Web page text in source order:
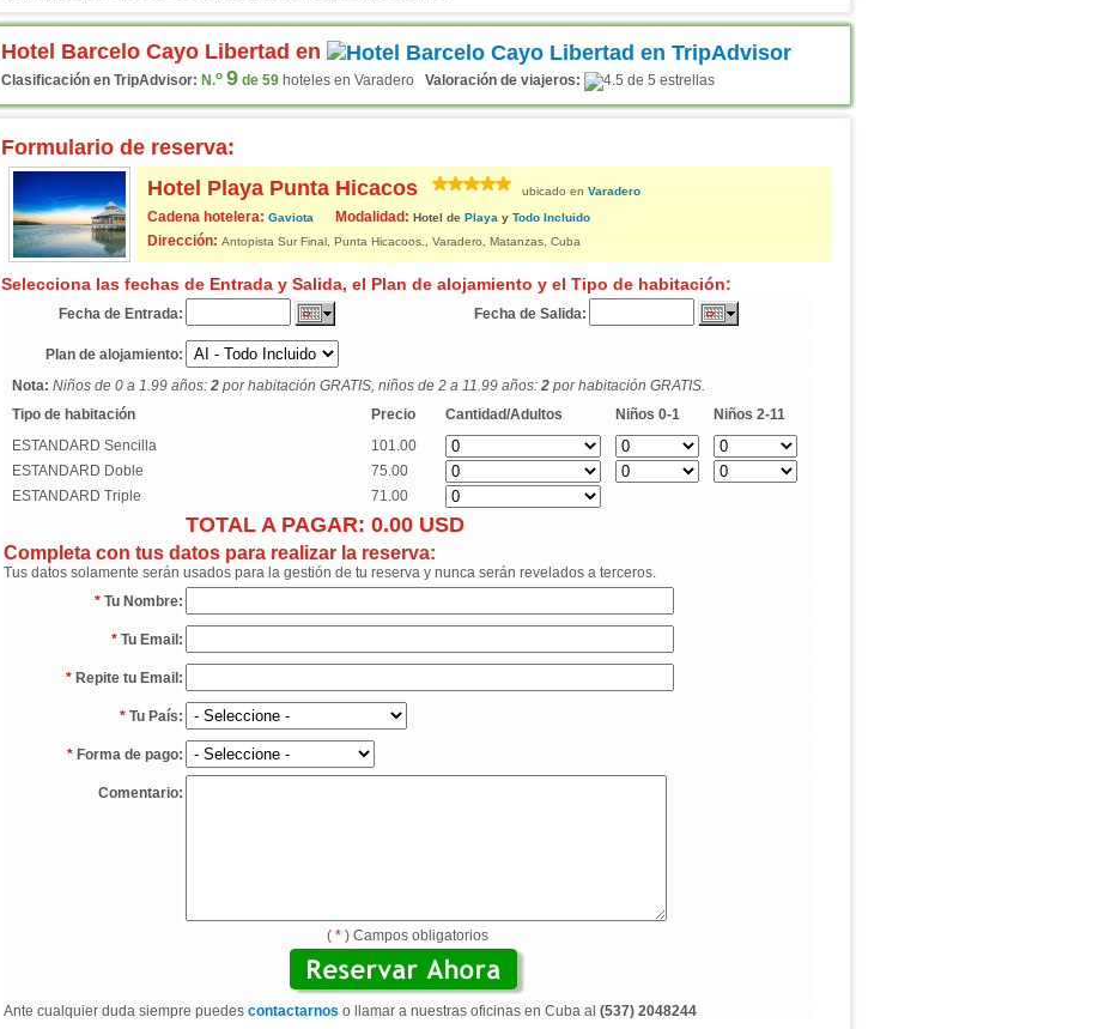
Hotel Barcelo Cayo Libertad en
Clasificación en TripAdvisor: N.o 9de 59hoteles en Varadero Valoración de viajeros:
Formulario de reserva:
Hotel Playa Punta Hicacos
ubicado en Varadero
Cadena hotelera: Gaviota Modalidad: Hotel de Playa y Todo Incluido
Dirección: Antopista Sur Final, Punta Hicacoos., Varadero, Matanzas, Cuba
Selecciona las fechas de Entrada y Salida, el Plan de alojamiento y el Tipo de habitación:
Fecha de Entrada: Fecha de Salida:
Plan de alojamiento:
Nota: Niños de 0 a 1.99 años: 2por habitación GRATIS, niños de 2 a 11.99 años: 2por habitación GRATIS.
Tipo de habitación
Precio Cantidad/Adultos Niños 0-1
Niños 2-11
ESTANDARD Sencilla
101.00
ESTANDARD Doble
75.00
ESTANDARD Triple
71.00
TOTAL A PAGAR: 0.00USD
Completa con tus datos para realizar la reserva:
Tus datos solamente serán usados para la gestión de tu reserva y nunca serán revelados a terceros.
* Tu Nombre:
* Tu Email:
* Repite tu Email:
* Tu País:
* Forma de pago:
Comentario:
( * ) Campos obligatorios
Ante cualquier duda siempre puedes contactarnos o llamar a nuestras oficinas en Cuba al (537) 2048244